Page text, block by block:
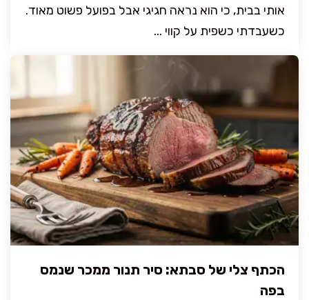
אותי בבית, כי הוא נראה חגיגי אבל בפועל פשוט מאוד.
כשעבדתי כשפית על קווי ...
הכתף צלי של סבתא: סיר תנור ממכר שנמס
בפה